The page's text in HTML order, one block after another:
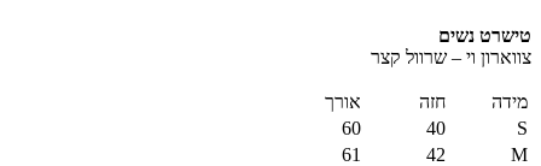
טישרט נשים
צווארון וי – שרוול קצר
מידה חזה
אורך
S
40
60
M
42
61